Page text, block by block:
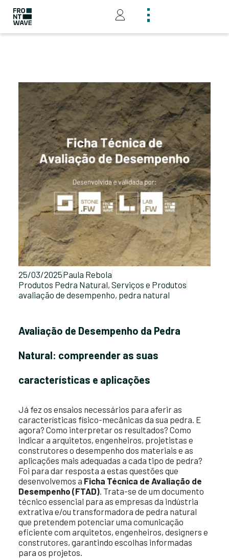
25/03/2025Paula Rebola
Produtos Pedra Natural, Serviços e Produtos
avaliação de desempenho, pedra natural
Avaliação de Desempenho da Pedra
Natural: compreender as suas
características e aplicações
Já fez os ensaios necessários para aferir as
características físico-mecânicas da sua pedra. E
agora? Como interpretar os resultados? Como
indicar a arquitetos, engenheiros, projetistas e
construtores o desempenho dos materiais e as
aplicações mais adequadas a cada tipo de pedra?
Foi para dar resposta a estas questões que
desenvolvemos a Ficha Técnica de Avaliação de
Desempenho (FTAD) . Trata-se de um documento
técnico essencial para as empresas da indústria
extrativa e/ou transformadora de pedra natural
que pretendem potenciar uma comunicação
eficiente com arquitetos, engenheiros, designers e
construtores, garantindo escolhas informadas
para os projetos.